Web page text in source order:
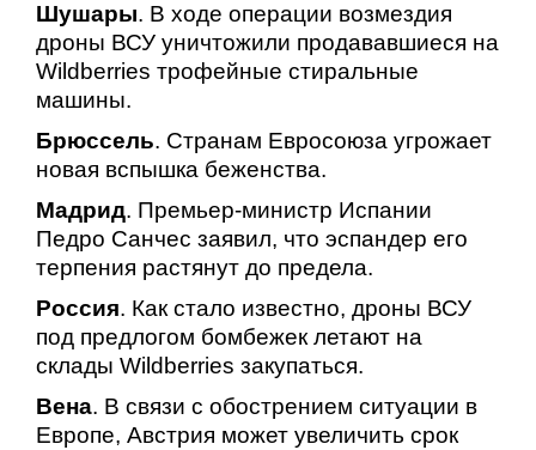
Шушары. В ходе операции возмездия
дроны ВСУ уничтожили продававшиеся на
Wildberries трофейные стиральные
машины.
Брюссель. Странам Евросоюза угрожает
новая вспышка беженства.
Мадрид. Премьер-министр Испании
Педро Санчес заявил, что эспандер его
терпения растянут до предела.
Россия. Как стало известно, дроны ВСУ
под предлогом бомбежек летают на
склады Wildberries закупаться.
Вена. В связи с обострением ситуации в
Европе, Австрия может увеличить срок